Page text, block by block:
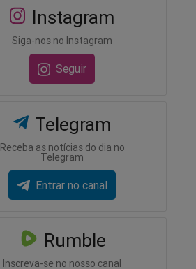
Instagram
Siga-nos no Instagram
Seguir
Telegram
Receba as notícias do dia no
Telegram
Entrar no canal
Rumble
Inscreva-se no nosso canal